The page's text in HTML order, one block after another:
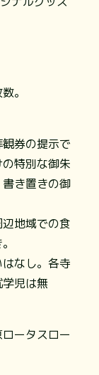
。
券の提示で
特別な御朱
き置きの御
地域での食
。
なし。各寺
児は無
ータスロー